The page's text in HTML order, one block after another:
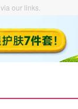
our links.